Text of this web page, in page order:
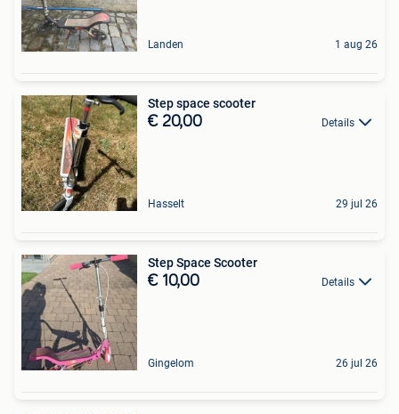
Landen 1 aug 26
Step space scooter
€ 20,00 Details
Hasselt 29 jul 26
Step Space Scooter
€ 10,00 Details
Gingelom 26 jul 26